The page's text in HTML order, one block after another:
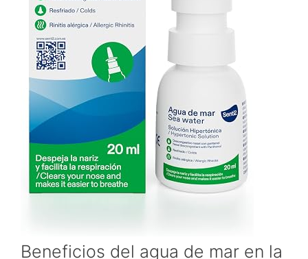
Beneficios del agua de mar en la